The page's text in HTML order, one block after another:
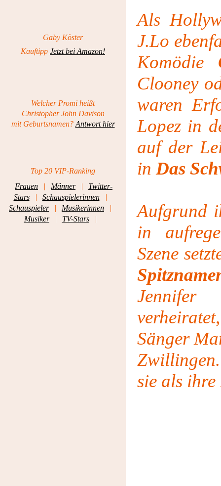
Gaby Köster
Kauftipp Jetzt bei Amazon!
Welcher Promi heißt
Christopher John Davison
mit Geburtsnamen? Antwort hier
Top 20 VIP-Ranking
Frauen
| Männer |
Twitter-
Stars
| Schauspielerinnen
|
Schauspieler
| Musikerinnen
|
Musiker
| TV-Stars |
Als
J.Lo
Komödie
Clooney
waren
Lopez in
auf der
in Das
Aufgrund
in
Szene
Sänger
sie als